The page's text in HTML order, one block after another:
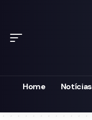
Home Notícias